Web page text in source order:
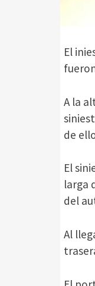
El
A la
de
El
larga
del
Al